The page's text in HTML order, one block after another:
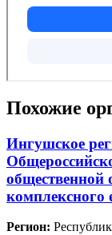
Похожие
Ингушское
общественной
комплексного
Регион: